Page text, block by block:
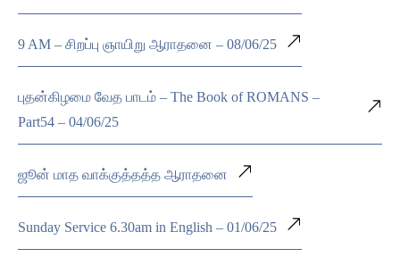
9 AM – சிறப்பு ஞாயிறு ஆராதனை – 08/06/25
புதன்கிழமை வேத பாடம் – The Book of ROMANS –
Part54 – 04/06/25
ஜூன் மாத வாக்குத்தத்த ஆராதனை
Sunday Service 6.30am in English – 01/06/25